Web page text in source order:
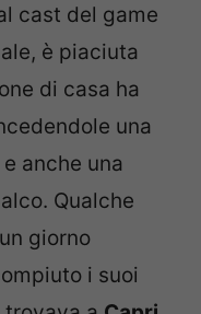
cast del game
è piaciuta
di casa ha
una
anche una
Qualche
giorno
i suoi